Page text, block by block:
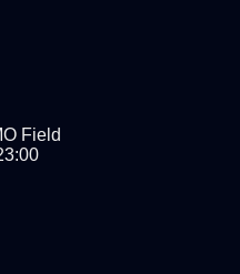
Field